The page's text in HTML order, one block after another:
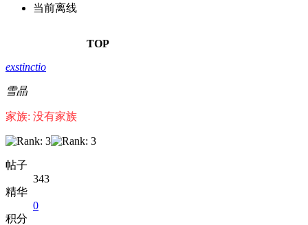
当前离线
TOP
exstinctio
雪晶
家族: 没有家族
帖子
343
精华
0
积分